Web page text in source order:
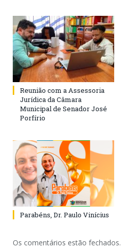
Reunião com a Assessoria
Jurídica da Câmara
Municipal de Senador José
Porfírio
Parabéns, Dr. Paulo Vinícius
Os comentários estão fechados.